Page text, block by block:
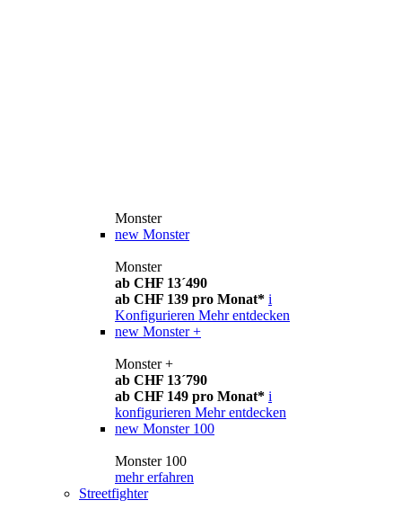
Monster
new Monster
Monster
ab CHF 13´490
ab CHF 139 pro Monat* i
Konfigurieren Mehr entdecken
new Monster +
Monster +
ab CHF 13´790
ab CHF 149 pro Monat* i
konfigurieren Mehr entdecken
new Monster 100
Monster 100
mehr erfahren
Streetfighter